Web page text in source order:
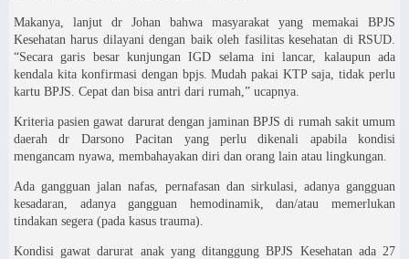
Makanya, lanjut dr Johan bahwa masyarakat yang memakai BPJS
Kesehatan harus dilayani dengan baik oleh fasilitas kesehatan di RSUD.
“Secara garis besar kunjungan IGD selama ini lancar, kalaupun ada
kendala kita konfirmasi dengan bpjs. Mudah pakai KTP saja, tidak perlu
kartu BPJS. Cepat dan bisa antri dari rumah,” ucapnya.
Kriteria pasien gawat darurat dengan jaminan BPJS di rumah sakit umum
daerah dr Darsono Pacitan yang perlu dikenali apabila kondisi
mengancam nyawa, membahayakan diri dan orang lain atau lingkungan.
Ada gangguan jalan nafas, pernafasan dan sirkulasi, adanya gangguan
kesadaran, adanya gangguan hemodinamik, dan/atau memerlukan
tindakan segera (pada kasus trauma).
Kondisi gawat darurat anak yang ditanggung BPJS Kesehatan ada 27